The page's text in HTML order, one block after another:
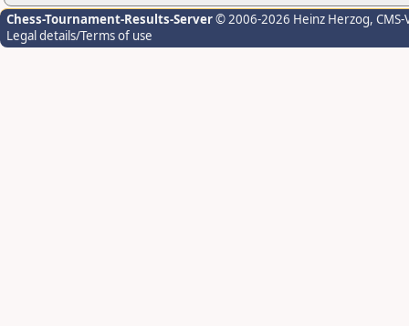
Chess-Tournament-Results-Server© 2006-2026 Heinz Herzog,
Legal details/Terms of use